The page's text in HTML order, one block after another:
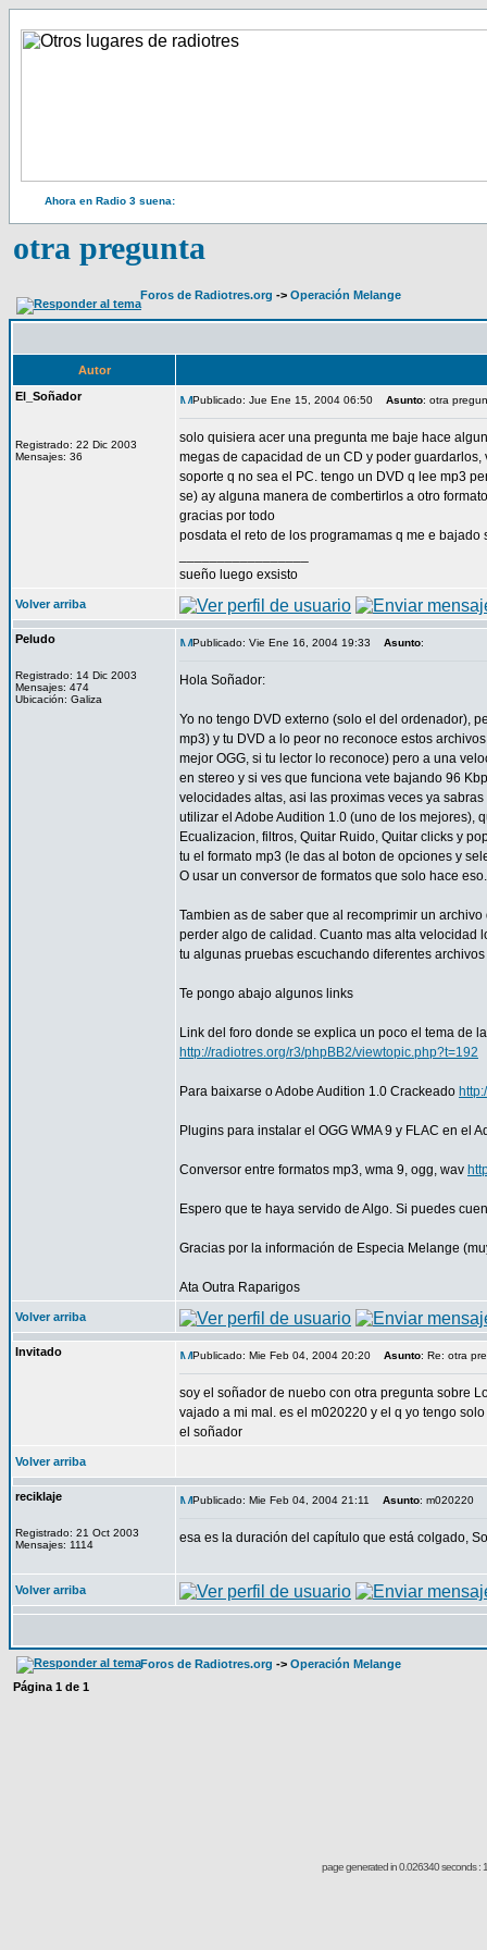
Ahora en Radio 3 suena:
otra pregunta
Foros de Radiotres.org -> Operación Melange
Autor
El_Soñador
Registrado: 22 Dic 2003
Mensajes: 36
Publicado: Jue Ene 15, 2004 06:50 Asunto: otra
solo quisiera acer una pregunta me baje hace
megas de capacidad de un CD y poder
soporte q no sea el PC. tengo un DVD q lee mp3
se) ay alguna manera de combertirlos a otro
gracias por todo
posdata el reto de los programamas q me e
sueño luego exsisto
Volver arriba
Peludo
Registrado: 14 Dic 2003
Mensajes: 474
Ubicación: Galiza
Publicado: Vie Ene 16, 2004 19:33 Asunto:
Hola Soñador:
Yo no tengo DVD externo (solo el del ordenador),
mp3) y tu DVD a lo peor no reconoce estos
mejor OGG, si tu lector lo reconoce) pero a una
en stereo y si ves que funciona vete bajando 96
velocidades altas, asi las proximas veces ya
utilizar el Adobe Audition 1.0 (uno de los mejores),
Ecualizacion, filtros, Quitar Ruido, Quitar clicks y
tu el formato mp3 (le das al boton de opciones y
O usar un conversor de formatos que solo hace eso.
Tambien as de saber que al recomprimir un
perder algo de calidad. Cuanto mas alta velocidad
tu algunas pruebas escuchando diferentes
Te pongo abajo algunos links
Link del foro donde se explica un poco el tema de
http://radiotres.org/r3/phpBB2/viewtopic.php?t=192
Para baixarse o Adobe Audition 1.0 Crackeado
Plugins para instalar el OGG WMA 9 y FLAC en el
Conversor entre formatos mp3, wma 9, ogg, wav
Espero que te haya servido de Algo. Si puedes
Gracias por la información de Especia Melange
Ata Outra Raparigos
Volver arriba
Invitado Publicado: Mie Feb 04, 2004 20:20 Asunto: Re: otra
soy el soñador de nuebo con otra pregunta sobre
vajado a mi mal. es el m020220 y el q yo tengo
el soñador
Volver arriba
reciklaje
Registrado: 21 Oct 2003
Mensajes: 1114
Publicado: Mie Feb 04, 2004 21:11 Asunto: m020220
esa es la duración del capítulo que está colgado,
Volver arriba
Foros de Radiotres.org -> Operación Melange
Página 1 de 1
page generated in 0.026340 seconds :